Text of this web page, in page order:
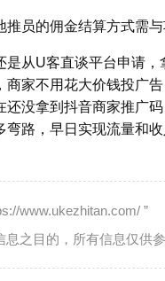
推员的佣金结算方式需
是从U客直谈平台申请
商家不用花大价钱投广
还没拿到抖音商家推广
弯路，早日实现流量和
www.ukezhitan.com/ ”
息之目的，所有信息仅供